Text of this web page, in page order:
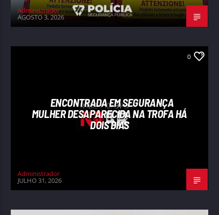
Administrador
AGOSTO 3, 2026
0
ENCONTRADA EM SEGURANÇA
MULHER DESAPARECIDA NA TROFA HÁ
DOIS DIAS
Administrador
JULHO 31, 2026